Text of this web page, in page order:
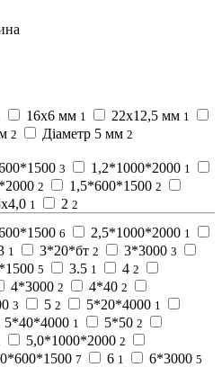
16х6 мм 1 22х12,5 мм 1
2 Діаметр 5 мм 2
3 1,2*1000*2000 1
2 1,5*600*1500 2
1 2 2
6 2,5*1000*2000 1
1 3*20*бт 2 3*3000 3
5 3.5 1 4 2
4*3000 2 4*40 2
3 5 2 5*20*4000 1
5*40*4000 1 5*50 2
5,0*1000*2000 2
7 6 1 6*3000 5